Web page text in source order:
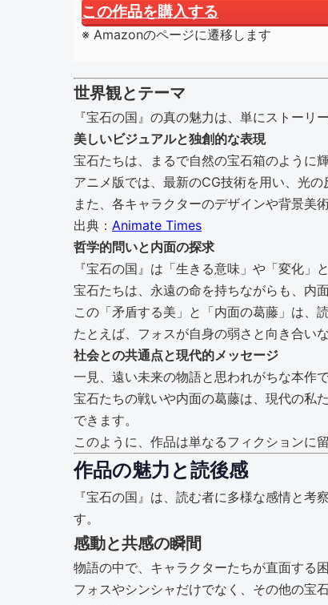
この作品を購入する
※ Amazonのページに遷移します
世界観とテーマ
『宝石の国』の真の魅力は、単にストーリ
美しいビジュアルと独創的な表現
宝石たちは、まるで自然の宝石箱のように
アニメ版では、最新のCG技術を用い、光
また、各キャラクターのデザインや背景美
出典： Animate Times
哲学的問いと内面の探求
『宝石の国』は「生きる意味」や「変化」
宝石たちは、永遠の命を持ちながらも、内
この「矛盾する美」と「内面の葛藤」は、
たとえば、フォスが自身の弱さと向き合い
社会との共通点と現代的メッセージ
一見、遠い未来の物語と思われがちな本作
宝石たちの戦いや内面の葛藤は、現代の私
できます。
このように、作品は単なるフィクションに
作品の魅力と読後感
『宝石の国』は、読む者に多様な感情と
す。
感動と共感の瞬間
物語の中で、キャラクターたちが直面する
フォスやシンシャだけでなく、その他の宝